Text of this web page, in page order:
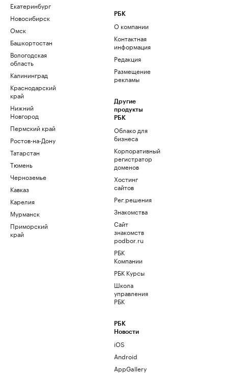
Екатеринбург
Новосибирск
Омск
Башкортостан
Вологодская
область
Калининград
Краснодарский
край
Нижний
Новгород
Пермский край
Ростов-на-Дону
Татарстан
Тюмень
Черноземье
Кавказ
Карелия
Мурманск
Приморский
край
РБК
О компании
Контактная
информация
Редакция
Размещение
рекламы
Другие
продукты
РБК
Облако для
бизнеса
Корпоративный
регистратор
доменов
Хостинг
сайтов
Рег.решения
Знакомства
Сайт
знакомств
podbor.ru
РБК
Компании
РБК Курсы
Школа
управления
РБК
РБК
Новости
iOS
Android
AppGallery